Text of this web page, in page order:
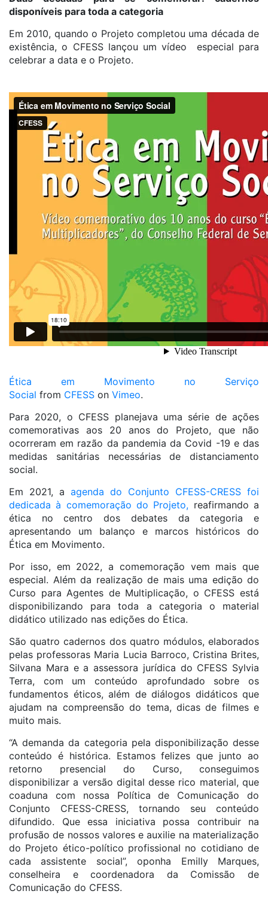
disponíveis para toda a categoria
Em 2010, quando o Projeto completou uma década de
existência, o CFESS lançou um vídeo especial para
celebrar a data e o Projeto.
Ética em Movimento no Serviço
Social from CFESS on Vimeo.
Para 2020, o CFESS planejava uma série de ações
comemorativas aos 20 anos do Projeto, que não
ocorreram em razão da pandemia da Covid -19 e das
medidas sanitárias necessárias de distanciamento
social.
Em 2021, a agenda do Conjunto CFESS-CRESS foi
dedicada à comemoração do Projeto, reafirmando a
ética no centro dos debates da categoria e
apresentando um balanço e marcos históricos do
Ética em Movimento.
Por isso, em 2022, a comemoração vem mais que
especial. Além da realização de mais uma edição do
Curso para Agentes de Multiplicação, o CFESS está
disponibilizando para toda a categoria o material
didático utilizado nas edições do Ética.
São quatro cadernos dos quatro módulos, elaborados
pelas professoras Maria Lucia Barroco, Cristina Brites,
Silvana Mara e a assessora jurídica do CFESS Sylvia
Terra, com um conteúdo aprofundado sobre os
fundamentos éticos, além de diálogos didáticos que
ajudam na compreensão do tema, dicas de filmes e
muito mais.
“A demanda da categoria pela disponibilização desse
conteúdo é histórica. Estamos felizes que junto ao
retorno presencial do Curso, conseguimos
disponibilizar a versão digital desse rico material, que
coaduna com nossa Política de Comunicação do
Conjunto CFESS-CRESS, tornando seu conteúdo
difundido. Que essa iniciativa possa contribuir na
profusão de nossos valores e auxilie na materialização
do Projeto ético-político profissional no cotidiano de
cada assistente social”, oponha Emilly Marques,
conselheira e coordenadora da Comissão de
Comunicação do CFESS.